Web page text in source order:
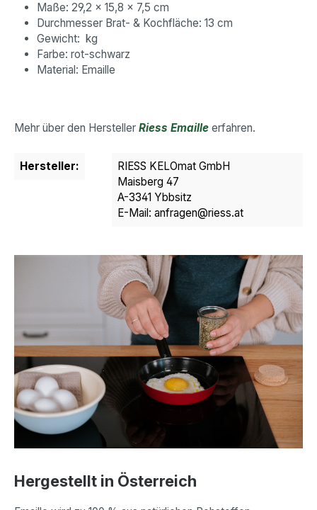
Maße: 29,2 x 15,8 x 7,5 cm
Durchmesser Brat- & Kochfläche: 13 cm
Gewicht: kg
Farbe: rot-schwarz
Material: Emaille
Mehr über den Hersteller Riess Emaille erfahren.
Hersteller:
RIESS KELOmat GmbH
Maisberg 47
A-3341 Ybbsitz
E-Mail: anfragen@riess.at
Hergestellt in Österreich